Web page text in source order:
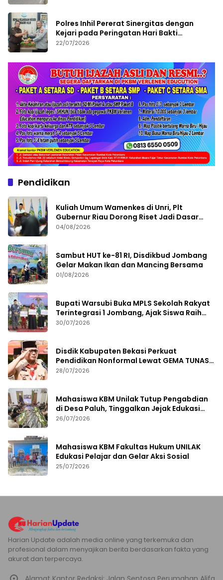
Polres Inhil Pererat Sinergitas dengan
Kejari pada Peringatan Hari Bakti
Adhyaksa ke-66
22/07/2026
Pendidikan
Kuliah Umum Wamenkes di Unri, Plt
Gubernur Riau Dorong Riset Jadi Dasar
Kebijakan Kesehatan
04/08/2026
Sambut HUT ke-81 RI, Disdikbud Jombang
Gelar Makan Ikan dan Mancing Bersama
01/08/2026
Bupati Warsubi Buka MPLS Sekolah Rakyat
Terintegrasi 1 Jombang, Ajak Siswa Raih
Prestasi
30/07/2026
Disdik Kabupaten Bekasi Perkuat
Pendidikan Nonformal Lewat GEMA TUNAS
2026
28/07/2026
Mahasiswa KBM Unilak Tutup Pengabdian
di Desa Paluh, Tinggalkan Jejak Edukasi
Hukum dan Aksi Sosial
26/07/2026
Mahasiswa KBM Fakultas Hukum UNILAK
Edukasi Pelajar dan Gelar Aksi Sosial
25/07/2026
Harian Update adalah media online yang terkemuka dan
profesional dalam menyajikan berita berdasarkan fakta yang
akurat dan terpercaya.